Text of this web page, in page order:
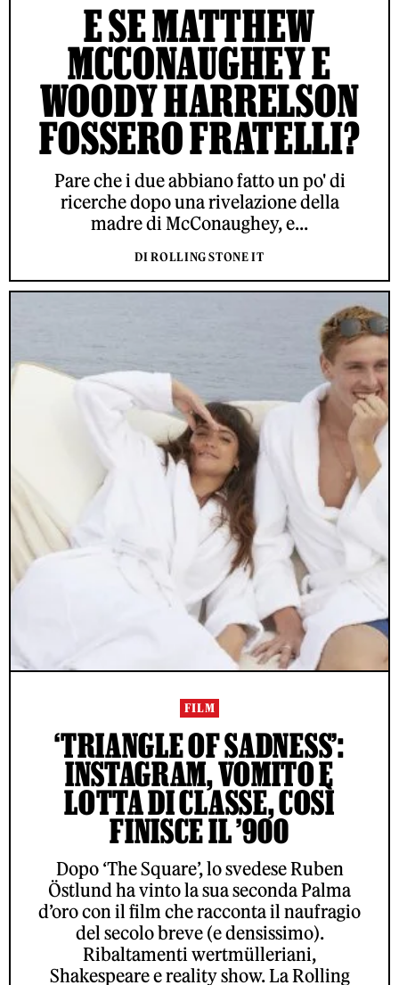
E SE MATTHEW
MCCONAUGHEY E
WOODY HARRELSON
FOSSERO FRATELLI?
Pare che i due abbiano fatto un po' di
ricerche dopo una rivelazione della
madre di McConaughey, e...
DI ROLLING STONE IT
FILM
‘TRIANGLE OF SADNESS’:
INSTAGRAM, VOMITO E
LOTTA DI CLASSE, COSÌ
FINISCE IL ’900
Dopo ‘The Square’, lo svedese Ruben
Östlund ha vinto la sua seconda Palma
d’oro con il film che racconta il naufragio
del secolo breve (e densissimo).
Ribaltamenti wertmülleriani,
Shakespeare e reality show. La Rolling